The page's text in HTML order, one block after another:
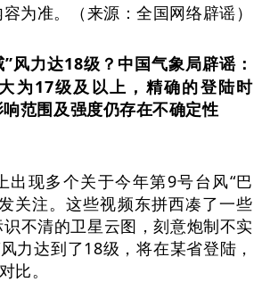
为准。（来源：全国网络辟谣）
风力达18级？中国气象局辟谣：
为17级及以上，精确的登陆时
范围及强度仍存在不确定性
出现多个关于今年第9号台风“巴
关注。这些视频东拼西凑了一些
不清的卫星云图，刻意炮制不实
力达到了18级，将在某省登陆，
比。